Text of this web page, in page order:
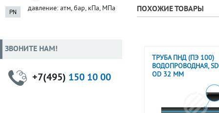
ПОХОЖИЕ ТОВАРЫ
ТРУБА ПНД (ПЭ 100)
ВОДОПРОВОДНАЯ,
OD 32 ММ
давление: атм, бар, кПа, МПа
ЗВОНИТЕ НАМ!
+7(495) 150 10 00